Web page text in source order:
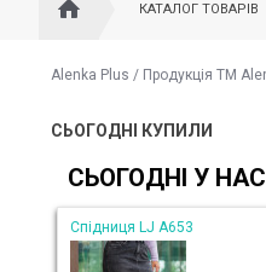
КАТАЛОГ ТОВАРІВ
Alenka Plus / Продукція ТМ
СЬОГОДНІ КУПИЛИ
СЬОГОДНІ У
Спідниця LJ A653